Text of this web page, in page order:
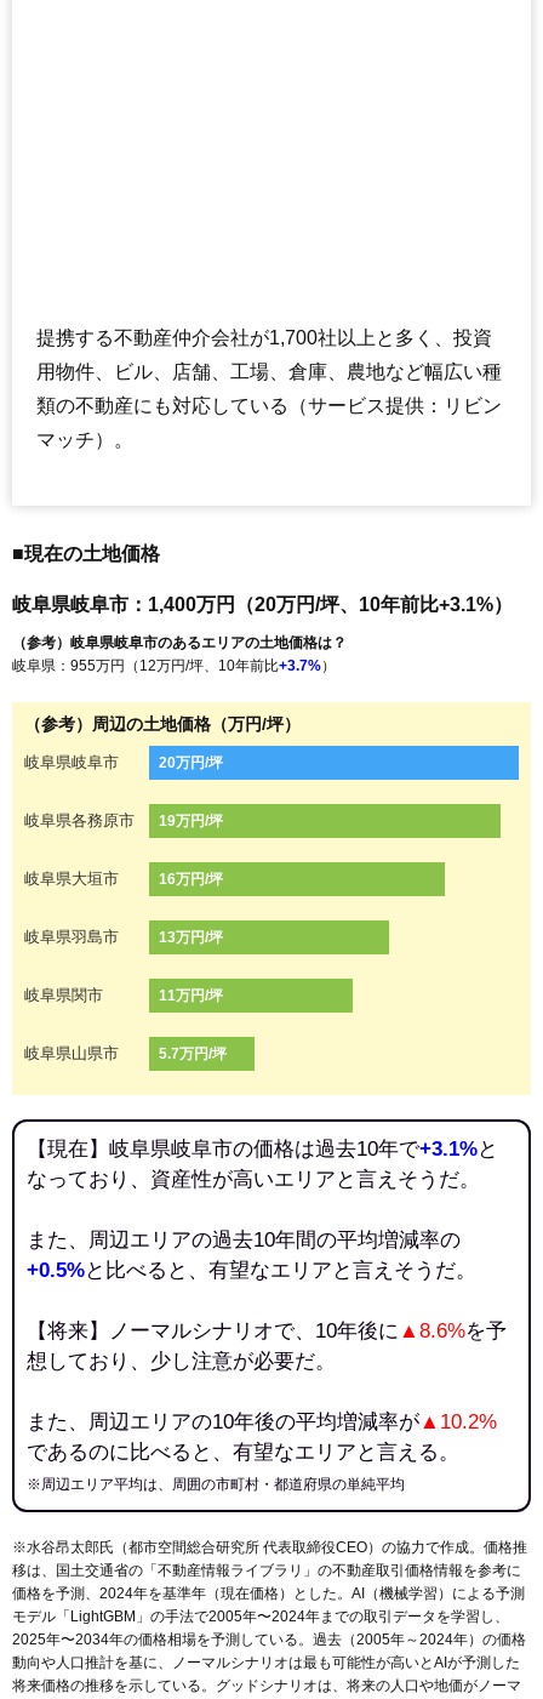
提携する不動産仲介会社が1,700社以上と多く、投資
用物件、ビル、店舗、工場、倉庫、農地など幅広い種
類の不動産にも対応している（サービス提供：リビン
マッチ）。
■現在の土地価格
岐阜県岐阜市：1,400万円（20万円/坪、10年前比+3.1%）
（参考）岐阜県岐阜市のあるエリアの土地価格は？
岐阜県：955万円（12万円/坪、10年前比+3.7%）
（参考）周辺の土地価格（万円/坪）
岐阜県岐阜市 20万円/坪
岐阜県各務原市 19万円/坪
岐阜県大垣市 16万円/坪
岐阜県羽島市 13万円/坪
岐阜県関市 11万円/坪
岐阜県山県市 5.7万円/坪
【現在】岐阜県岐阜市の価格は過去10年で+3.1%と
なっており、資産性が高いエリアと言えそうだ。
また、周辺エリアの過去10年間の平均増減率の
+0.5%と比べると、有望なエリアと言えそうだ。
【将来】ノーマルシナリオで、10年後に ▲8.6%を予
想しており、少し注意が必要だ。
また、周辺エリアの10年後の平均増減率が▲10.2%
であるのに比べると、有望なエリアと言える。
※周辺エリア平均は、周囲の市町村・都道府県の単純平均
※水谷昂太郎氏（都市空間総合研究所 代表取締役CEO）の協力で作成。価格推
移は、国土交通省の「 不動産情報ライブラリ 」の不動産取引価格情報を参考に
価格を予測、2024年を基準年（現在価格）とした。AI（機械学習）による予測
モデル「LightGBM」の手法で2005年〜2024年までの取引データを学習し、
2025年〜2034年の価格相場を予測している。過去（2005年～2024年）の価格
動向や人口推計を基に、ノーマルシナリオは最も可能性が高いとAIが予測した
将来価格の推移を示している。グッドシナリオは、将来の人口や地価がノーマ